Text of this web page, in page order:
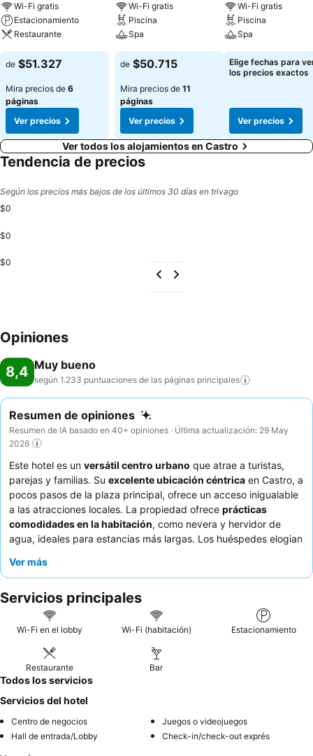
Wi-Fi gratis
Estacionamiento
Restaurante
de $51.327
Mira precios de 6
páginas
Ver precios
Wi-Fi gratis
Piscina
Spa
de $50.715
Mira precios de 11
páginas
Ver precios
Wi-Fi gratis
Piscina
Spa
Elige fechas para
los precios exactos
Ver precios
Ver todos los alojamientos en Castro
Tendencia de precios
Según los precios más bajos de los últimos 30 días en trivago
$0
$0
$0
Opiniones
8,4 Muy bueno
según 1.233 puntuaciones de las páginas principales
Resumen de opiniones
Resumen de IA basado en 40+ opiniones · Última actualización: 29 May
2026
Este hotel es un versátil centro urbano que atrae a turistas,
parejas y familias. Su excelente ubicación céntrica en Castro, a
pocos pasos de la plaza principal, ofrece un acceso inigualable
a las atracciones locales. La propiedad ofrece prácticas
comodidades en la habitación, como nevera y hervidor de
agua, ideales para estancias más largas. Los huéspedes elogian
del restaurante del hotel, que ofrece opciones de desayuno
considere solicitar una habitación alejada de la bulliciosa plaza
principal.
Ver más
Servicios principales
Wi-Fi en el lobby Wi-Fi (habitación) Estacionamiento
Restaurante Bar
Todos los servicios
Servicios del hotel
Centro de negocios
Juegos o videojuegos
Hall de entrada/Lobby
Check-in/check-out exprés